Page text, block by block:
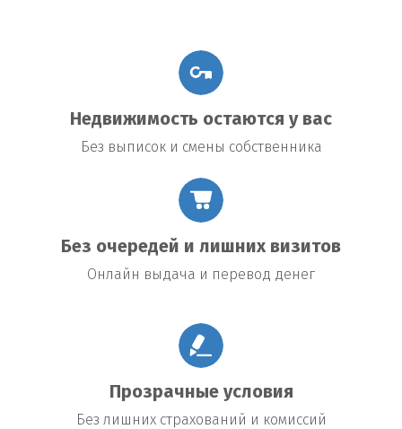
Недвижимость остаются у вас
Без выписок и смены собственника
Без очередей и лишних визитов
Онлайн выдача и перевод денег
Прозрачные условия
Без лишних страхований и комиссий